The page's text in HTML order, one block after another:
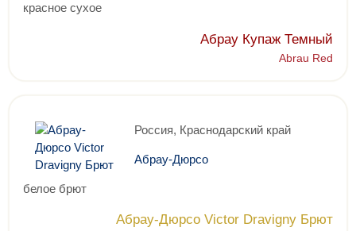
красное сухое
Абрау Купаж Темный
Abrau Red
Россия, Краснодарский край
Абрау-Дюрсо
белое брют
Абрау-Дюрсо Victor Dravigny Брют